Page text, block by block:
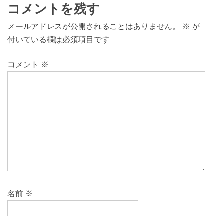
コメントを残す
メールアドレスが公開されることはありません。 ※ が
付いている欄は必須項目です
コメント ※
名前 ※